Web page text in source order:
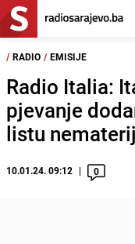
/ RADIO / EMISIJE
Radio Italia:
pjevanje
listu
10.01.24. 09:12 0